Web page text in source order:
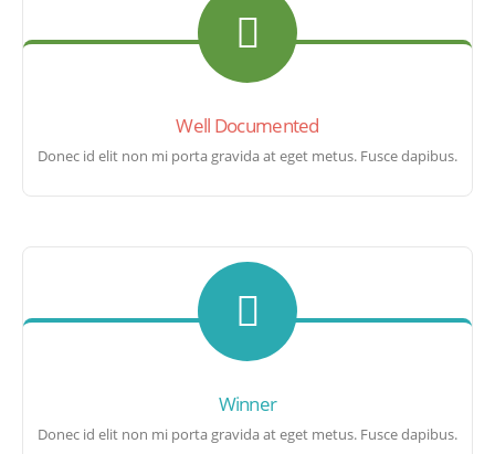
Well Documented
Donec id elit non mi porta gravida at eget metus. Fusce dapibus.
Winner
Donec id elit non mi porta gravida at eget metus. Fusce dapibus.